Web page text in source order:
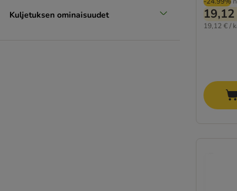
Kuljetuksen ominaisuudet
19,12 € /